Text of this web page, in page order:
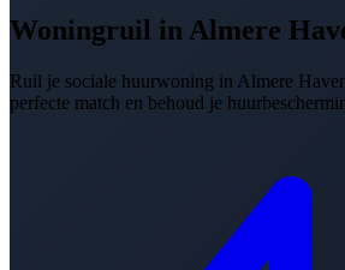
Woningruil in Almere
Ruil je sociale huurwoning in Almere
perfecte match en behoud je